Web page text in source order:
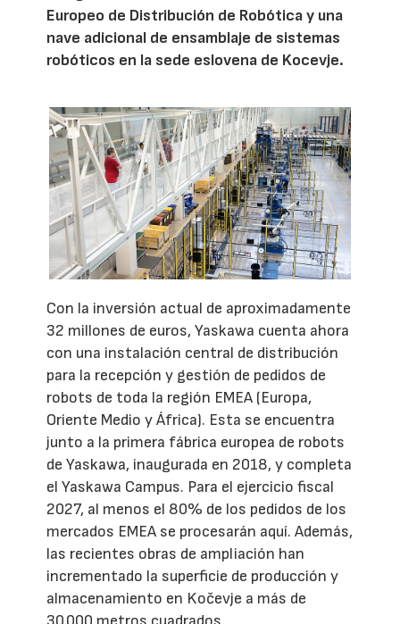
Europeo de Distribución de Robótica y una
nave adicional de ensamblaje de sistemas
robóticos en la sede eslovena de Kocevje.
Con la inversión actual de aproximadamente
32 millones de euros, Yaskawa cuenta ahora
con una instalación central de distribución
para la recepción y gestión de pedidos de
robots de toda la región EMEA (Europa,
Oriente Medio y África). Esta se encuentra
junto a la primera fábrica europea de robots
de Yaskawa, inaugurada en 2018, y completa
el Yaskawa Campus. Para el ejercicio fiscal
2027, al menos el 80% de los pedidos de los
mercados EMEA se procesarán aquí. Además,
las recientes obras de ampliación han
incrementado la superficie de producción y
almacenamiento en Kočevje a más de